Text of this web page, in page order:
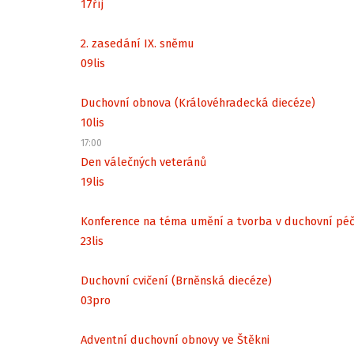
17říj
2. zasedání IX. sněmu
09lis
Duchovní obnova (Královéhradecká diecéze)
10lis
17:00
Den válečných veteránů
19lis
Konference na téma umění a tvorba v duchovní
23lis
Duchovní cvičení (Brněnská diecéze)
03pro
Adventní duchovní obnovy ve Štěkni